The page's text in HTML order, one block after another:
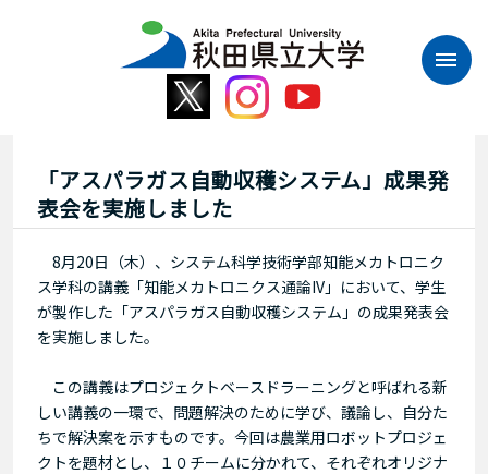
「アスパラガス自動収穫システム」成果発
表会を実施しました
8月20日（木）、システム科学技術学部知能メカトロニク
ス学科の講義「知能メカトロニクス通論IV」において、学生
が製作した「アスパラガス自動収穫システム」の成果発表会
を実施しました。
この講義はプロジェクトベースドラーニングと呼ばれる新
しい講義の一環で、問題解決のために学び、議論し、自分た
ちで解決案を示すものです。今回は農業用ロボットプロジェ
クトを題材とし、１０チームに分かれて、それぞれオリジナ